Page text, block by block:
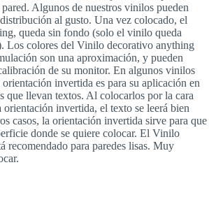
Algunos de nuestros vinilos pueden
al gusto. Una vez colocado, el
queda sin fondo (solo el vinilo queda
Los colores del Vinilo decorativo anything
son una aproximación, y pueden
de su monitor. En algunos vinilos
invertida es para su aplicación en
que llevan textos. Al colocarlos por la cara
invertida, el texto se leerá bien
casos, la orientación invertida sirve para que
donde se quiere colocar. El Vinilo
recomendado para paredes lisas. Muy